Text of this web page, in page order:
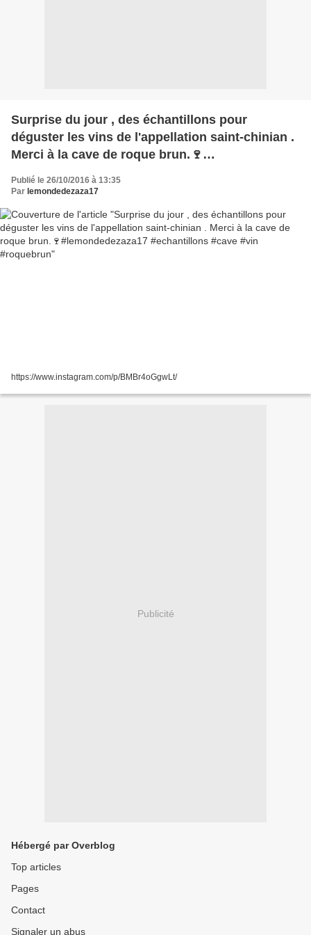
Surprise du jour , des échantillons pour
déguster les vins de l'appellation saint-chinian .
Merci à la cave de roque brun.🍷
#roquebrun
Publié le 26/10/2016 à 13:35
Par lemondedezaza17
https://www.instagram.com/p/BMBr4oGgwLt/
Publicité
Hébergé par Overblog
Top articles
Pages
Contact
Signaler un abus